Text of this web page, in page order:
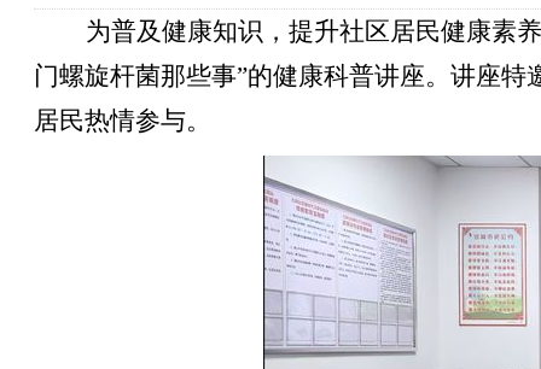
为普及健康知识，提升社区居民健康素
门螺旋杆菌那些事”的健康科普讲座。讲座特
居民热情参与。